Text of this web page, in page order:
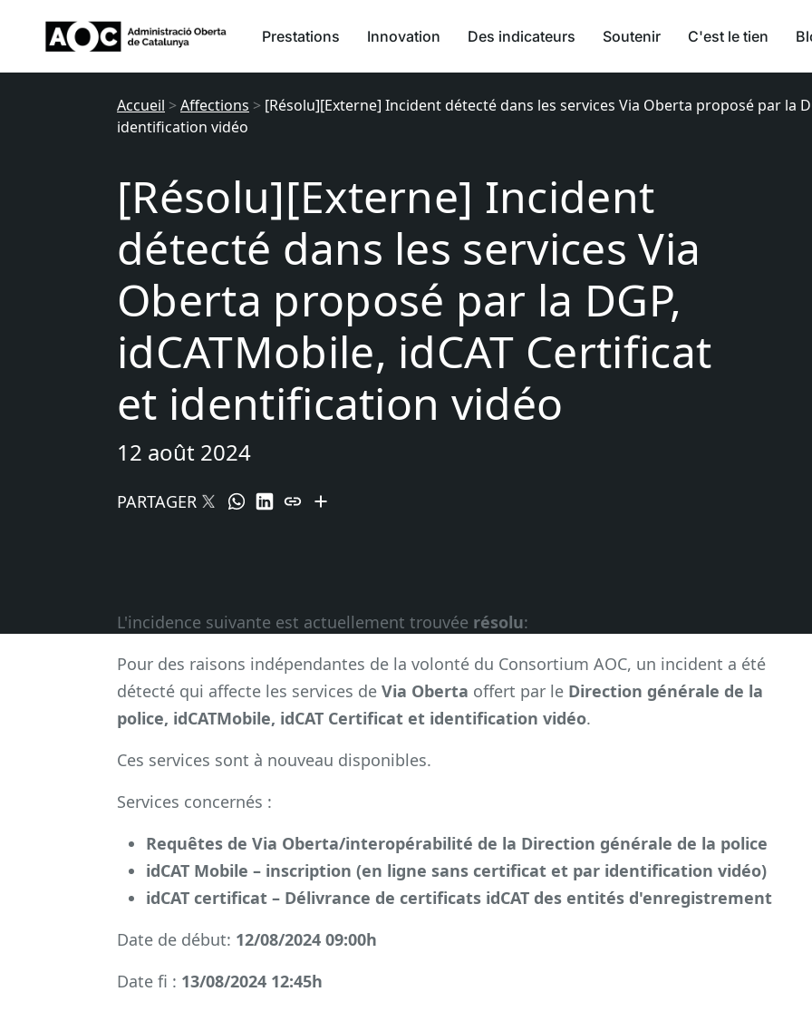
Prestations Innovation Des indicateurs Soutenir C'est le tien
Accueil >Affections > [Résolu][Externe] Incident détecté dans les services Via Oberta proposé par la
identification vidéo
[Résolu][Externe] Incident
détecté dans les services Via
Oberta proposé par la DGP,
idCATMobile, idCAT Certificat
et identification vidéo
12 août 2024
PARTAGER
L'incidence suivante est actuellement trouvée résolu:
Pour des raisons indépendantes de la volonté du Consortium AOC, un incident a été
détecté qui affecte les services de Via Oberta offert par le Direction générale de la
police, idCATMobile, idCAT Certificat et identification vidéo.
Ces services sont à nouveau disponibles.
Services concernés :
Requêtes de Via Oberta/interopérabilité de la Direction générale de la police
idCAT Mobile – inscription (en ligne sans certificat et par identification vidéo)
idCAT certificat – Délivrance de certificats idCAT des entités d'enregistrement
Date de début: 12/08/2024 09:00h
Date fi : 13/08/2024 12:45h